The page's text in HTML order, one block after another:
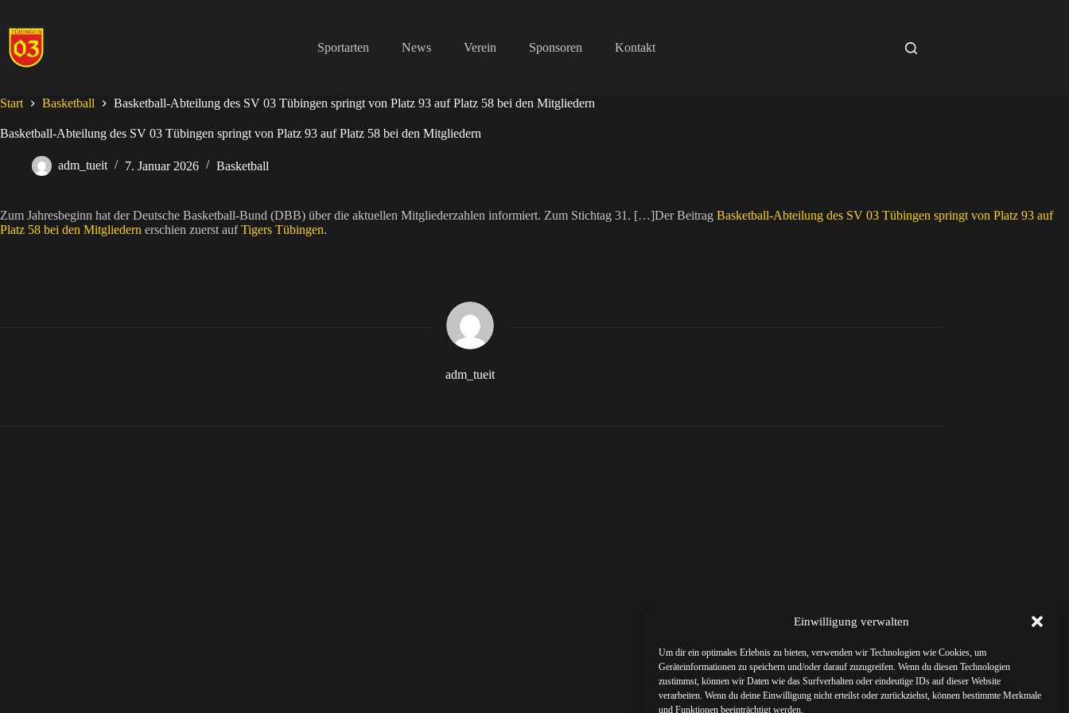
Einwilligung verwalten
Um dir ein optimales Erlebnis zu bieten, verwenden wir Technologien wie Cookies, um
Geräteinformationen zu speichern und/oder darauf zuzugreifen. Wenn du diesen Technologien
zustimmst, können wir Daten wie das Surfverhalten oder eindeutige IDs auf dieser Website
verarbeiten. Wenn du deine Einwilligung nicht erteilst oder zurückziehst, können bestimmte Merkmale
und Funktionen beeinträchtigt werden.
springen
Sportarten
News Verein Sponsoren Kontakt
Start Basketball Basketball-Abteilung des SV 03 Tübingen springt von Platz 93 auf Platz 58 bei den Mitgliedern
Basketball-Abteilung des SV 03 Tübingen springt von Platz 93 auf Platz 58 bei den Mitgliedern
adm_tueit 7. Januar 2026 Basketball
Zum Jahresbeginn hat der Deutsche Basketball-Bund (DBB) über die aktuellen Mitgliederzahlen informiert. Zum Stichtag 31. […]Der Beitrag Basketball-Abteilung des SV 03 Tübingen springt von Platz 93 auf
Platz 58 bei den Mitgliedern erschien zuerst aufTigers Tübingen.
adm_tueit